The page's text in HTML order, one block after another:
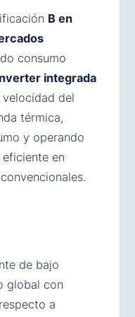
B en
consumo
integrada
del
térmica,
y operando
en
de bajo
global con
a